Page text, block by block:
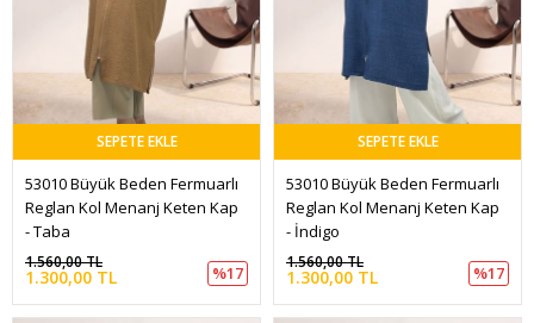
SEPETE EKLE
53010 Büyük Beden Fermuarlı
Reglan Kol Menanj Keten Kap
- Taba
1.300,00 TL
1.560,00 TL
%17
SEPETE EKLE
53010 Büyük Beden Fermuarlı
Reglan Kol Menanj Keten Kap
- İndigo
1.300,00 TL
1.560,00 TL
%17